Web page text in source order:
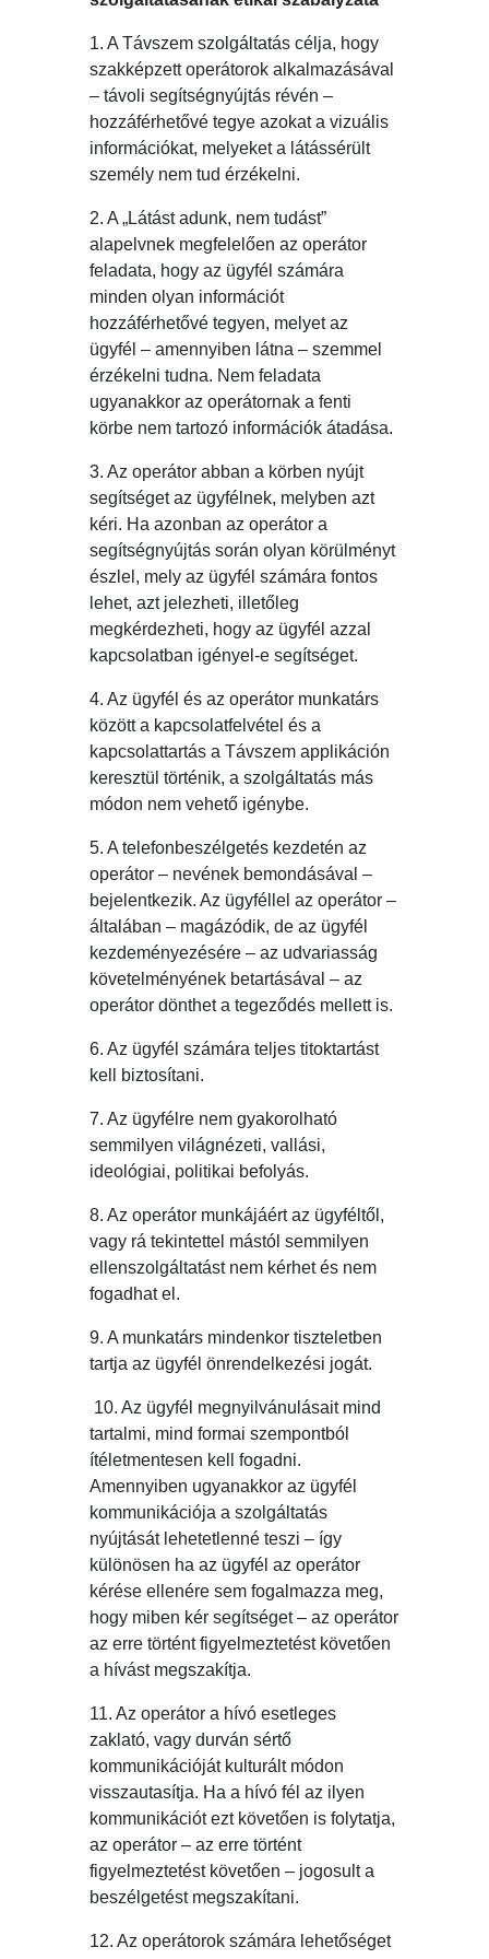
1. A Távszem szolgáltatás célja, hogy
szakképzett operátorok alkalmazásával
– távoli segítségnyújtás révén –
hozzáférhetővé tegye azokat a vizuális
információkat, melyeket a látássérült
személy nem tud érzékelni.
2. A „Látást adunk, nem tudást”
alapelvnek megfelelően az operátor
feladata, hogy az ügyfél számára
minden olyan információt
hozzáférhetővé tegyen, melyet az
ügyfél – amennyiben látna – szemmel
érzékelni tudna. Nem feladata
ugyanakkor az operátornak a fenti
körbe nem tartozó információk átadása.
3. Az operátor abban a körben nyújt
segítséget az ügyfélnek, melyben azt
kéri. Ha azonban az operátor a
segítségnyújtás során olyan körülményt
észlel, mely az ügyfél számára fontos
lehet, azt jelezheti, illetőleg
megkérdezheti, hogy az ügyfél azzal
kapcsolatban igényel-e segítséget.
4. Az ügyfél és az operátor munkatárs
között a kapcsolatfelvétel és a
kapcsolattartás a Távszem applikáción
keresztül történik, a szolgáltatás más
módon nem vehető igénybe.
5. A telefonbeszélgetés kezdetén az
operátor – nevének bemondásával –
bejelentkezik. Az ügyféllel az operátor –
általában – magázódik, de az ügyfél
kezdeményezésére – az udvariasság
követelményének betartásával – az
operátor dönthet a tegeződés mellett is.
6. Az ügyfél számára teljes titoktartást
kell biztosítani.
7. Az ügyfélre nem gyakorolható
semmilyen világnézeti, vallási,
ideológiai, politikai befolyás.
8. Az operátor munkájáért az ügyféltől,
vagy rá tekintettel mástól semmilyen
ellenszolgáltatást nem kérhet és nem
fogadhat el.
9. A munkatárs mindenkor tiszteletben
tartja az ügyfél önrendelkezési jogát.
10. Az ügyfél megnyilvánulásait mind
tartalmi, mind formai szempontból
ítéletmentesen kell fogadni.
Amennyiben ugyanakkor az ügyfél
kommunikációja a szolgáltatás
nyújtását lehetetlenné teszi – így
különösen ha az ügyfél az operátor
kérése ellenére sem fogalmazza meg,
hogy miben kér segítséget – az operátor
az erre történt figyelmeztetést követően
a hívást megszakítja.
11. Az operátor a hívó esetleges
zaklató, vagy durván sértő
kommunikációját kulturált módon
visszautasítja. Ha a hívó fél az ilyen
kommunikációt ezt követően is folytatja,
az operátor – az erre történt
figyelmeztetést követően – jogosult a
beszélgetést megszakítani.
12. Az operátorok számára lehetőséget